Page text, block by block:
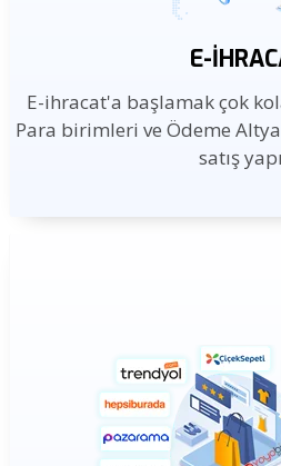
E-
E-ihracat'a başlamak çok
Para birimleri ve Ödeme
satış